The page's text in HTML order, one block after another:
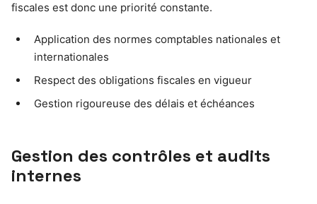
fiscales est donc une priorité constante.
Application des normes comptables nationales et
internationales
Respect des obligations fiscales en vigueur
Gestion rigoureuse des délais et échéances
Gestion des contrôles et audits
internes